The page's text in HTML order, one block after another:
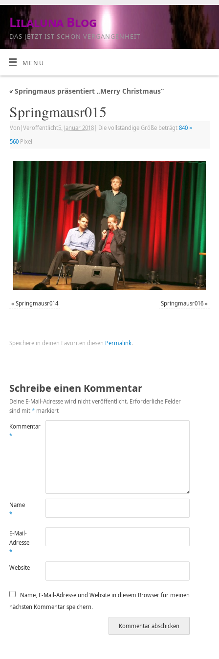
Lilaluna Blog
DAS JETZT IST SCHON VERGANGENHEIT
MENÜ
«Springmaus präsentiert „Merry Christmaus“
Springmausr015
Von Veröffentlicht5. Januar 2018| Die vollständige Größe beträgt 840 ×
560Pixel
« Springmausr014 Springmausr016 »
Speichere in deinen Favoriten diesen Permalink.
Schreibe einen Kommentar
Deine E-Mail-Adresse wird nicht veröffentlicht. Erforderliche Felder
sind mit *markiert
Kommentar
*
Name
*
E-Mail-
Adresse
*
Website
Name, E-Mail-Adresse und Website in diesem Browser für meinen
nächsten Kommentar speichern.